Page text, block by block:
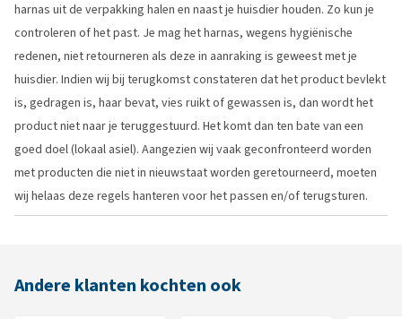
harnas uit de verpakking halen en naast je huisdier houden. Zo kun je
controleren of het past. Je mag het harnas, wegens hygiënische
redenen, niet retourneren als deze in aanraking is geweest met je
huisdier. Indien wij bij terugkomst constateren dat het product bevlekt
is, gedragen is, haar bevat, vies ruikt of gewassen is, dan wordt het
product niet naar je teruggestuurd. Het komt dan ten bate van een
goed doel (lokaal asiel). Aangezien wij vaak geconfronteerd worden
met producten die niet in nieuwstaat worden geretourneerd, moeten
wij helaas deze regels hanteren voor het passen en/of terugsturen.
Andere klanten kochten ook